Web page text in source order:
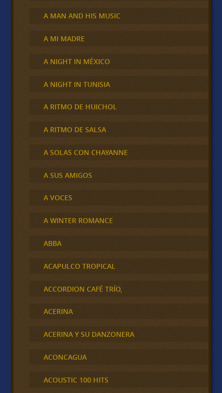
A MAN AND HIS MUSIC
A MI MADRE
A NIGHT IN MÉXICO
A NIGHT IN TUNISIA
A RITMO DE HUICHOL
A RITMO DE SALSA
A SOLAS CON CHAYANNE
A SUS AMIGOS
A VOCES
A WINTER ROMANCE
ABBA
ACAPULCO TROPICAL
ACCORDION CAFÉ TRÍO,
ACERINA
ACERINA Y SU DANZONERA
ACONCAGUA
ACOUSTIC 100 HITS